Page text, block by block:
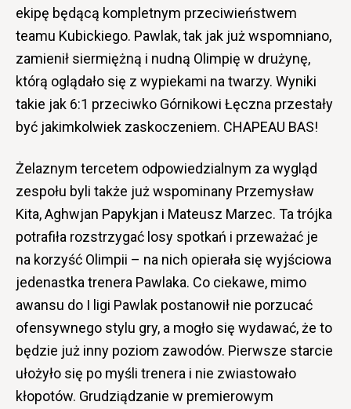
ekipę będącą kompletnym przeciwieństwem
teamu Kubickiego. Pawlak, tak jak już wspomniano,
zamienił siermiężną i nudną Olimpię w drużynę,
którą oglądało się z wypiekami na twarzy. Wyniki
takie jak 6:1 przeciwko Górnikowi Łęczna przestały
być jakimkolwiek zaskoczeniem. CHAPEAU BAS!
Żelaznym tercetem odpowiedzialnym za wygląd
zespołu byli także już wspominany Przemysław
Kita, Aghwjan Papykjan i Mateusz Marzec. Ta trójka
potrafiła rozstrzygać losy spotkań i przeważać je
na korzyść Olimpii – na nich opierała się wyjściowa
jedenastka trenera Pawlaka. Co ciekawe, mimo
awansu do I ligi Pawlak postanowił nie porzucać
ofensywnego stylu gry, a mogło się wydawać, że to
będzie już inny poziom zawodów. Pierwsze starcie
ułożyło się po myśli trenera i nie zwiastowało
kłopotów. Grudziądzanie w premierowym